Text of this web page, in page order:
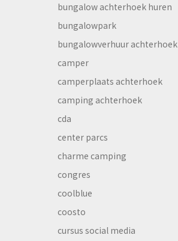
bungalow achterhoek huren
bungalowpark
bungalowverhuur achterhoek
camper
camperplaats achterhoek
camping achterhoek
cda
center parcs
charme camping
congres
coolblue
coosto
cursus social media